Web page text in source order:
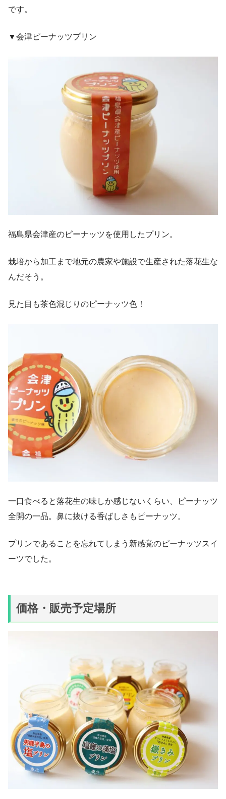
です。
▼会津ピーナッツプリン
福島県会津産のピーナッツを使用したプリン。
栽培から加工まで地元の農家や施設で生産された落花生な
んだそう。
見た目も茶色混じりのピーナッツ色！
一口食べると落花生の味しか感じないくらい、ピーナッツ
全開の一品。鼻に抜ける香ばしさもピーナッツ。
プリンであることを忘れてしまう新感覚のピーナッツスイ
ーツでした。
価格・販売予定場所